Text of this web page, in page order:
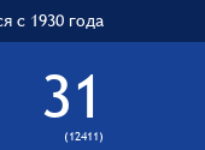
с 1930 года
31
(12411)